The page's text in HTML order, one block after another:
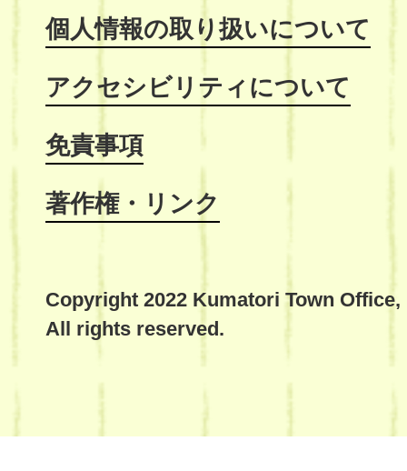
個人情報の取り扱いについて
アクセシビリティについて
免責事項
著作権・リンク
Copyright 2022 Kumatori Town Office,
All rights reserved.